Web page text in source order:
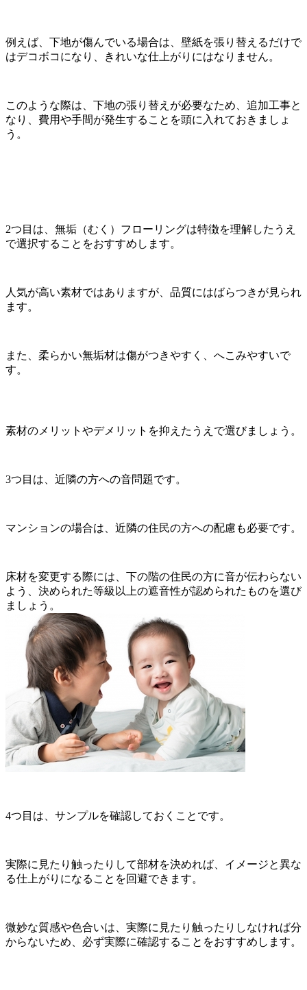
例えば、下地が傷んでいる場合は、壁紙を張り替えるだけで
はデコボコになり、きれいな仕上がりにはなりません。
このような際は、下地の張り替えが必要なため、追加工事と
なり、費用や手間が発生することを頭に入れておきましょ
う。
2つ目は、無垢（むく）フローリングは特徴を理解したうえ
で選択することをおすすめします。
人気が高い素材ではありますが、品質にはばらつきが見られ
ます。
また、柔らかい無垢材は傷がつきやすく、へこみやすいで
す。
素材のメリットやデメリットを抑えたうえで選びましょう。
3つ目は、近隣の方への音問題です。
マンションの場合は、近隣の住民の方への配慮も必要です。
床材を変更する際には、下の階の住民の方に音が伝わらない
よう、決められた等級以上の遮音性が認められたものを選び
ましょう。
4つ目は、サンプルを確認しておくことです。
実際に見たり触ったりして部材を決めれば、イメージと異な
る仕上がりになることを回避できます。
微妙な質感や色合いは、実際に見たり触ったりしなければ分
からないため、必ず実際に確認することをおすすめします。